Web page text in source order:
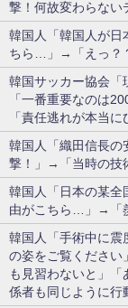
撃！何故変わらない
韓国人「韓国人が日
ちら…」→「えっ？
韓国サッカー協会「
「一番重要なのは
「責任逃れが本当に
韓国人「織田信長の
撃！」→「当時の技
韓国人「日本の某全
由がこちら…」→「
韓国人「手術中に震
の姿をご覧ください
も見習わないと」「
係者も同じように行